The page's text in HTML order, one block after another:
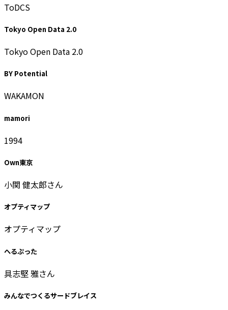
ToDCS
Tokyo Open Data 2.0
Tokyo Open Data 2.0
BY Potential
WAKAMON
mamori
1994
Own東京
小関 健太郎さん
オプティマップ
オプティマップ
へるぷった
具志堅 雅さん
みんなでつくるサードブレイス